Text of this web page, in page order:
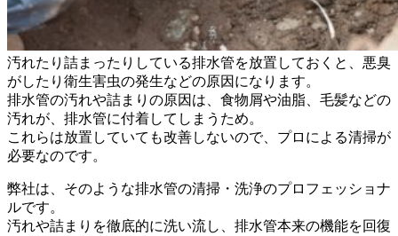
汚れたり詰まったりしている排水管を放置しておくと、悪臭
がしたり衛生害虫の発生などの原因になります。
排水管の汚れや詰まりの原因は、食物屑や油脂、毛髪などの
汚れが、排水管に付着してしまうため。
これらは放置していても改善しないので、プロによる清掃が
必要なのです。
弊社は、そのような排水管の清掃・洗浄のプロフェッショナ
ルです。
汚れや詰まりを徹底的に洗い流し、排水管本来の機能を回復